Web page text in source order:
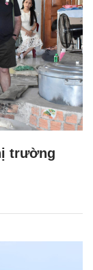
trường